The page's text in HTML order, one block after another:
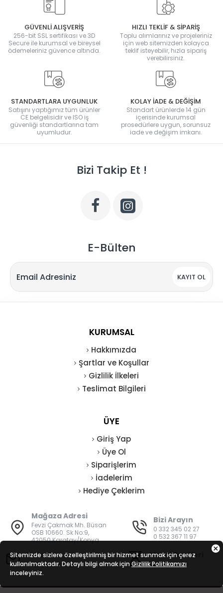
GÜVENLİ ALIŞVERİŞ
256-bit SSL sertifikası ve 3D
Secure ile kurumsal ve bireysel
ödemeleriniz güvence altında.
HIZLI TEKLİF & SİPARİŞ
Toplu alımlarınız ve projeleriniz
için web sitemizden kolayca
teklif isteyebilir, hızla sipariş
verebilirsiniz.
STANDARTLARA UYGUNLUK
Satışını yaptığımız tüm ürünler
CE belgelisidir ve ISO iş
güvenliği standartlarına tam
uyumludur.
KOLAY İADE & DEĞİŞİM
Standart ürünlerde 14 gün
içerisinde kurumsal
prosedürlere uygun, sorunsuz
iade ve değişim imkanı.
Bizi Takip Et !
E-Bülten
KAYIT OL
KURUMSAL
Hakkımızda
Şartlar ve Koşullar
Gizlilik İlkeleri
Teslimat Bilgileri
ÜYE
Giriş Yap
Üye Ol
Siparişlerim
İadelerim
Hediye Çeklerim
Mağaza Adresi
Fevzi Çakmak Mh. Büsan
OSB 10660. Sk No:9,
42050 Karatay/Konya
Bizi Arayın
0 332 345 02 27
0 532 367 11 97
E-Posta
bilgi@vatanisguvenligi.com
Mesai Saatleri
08:00 - 19:00
Sitemizde sizlere özelleştirilmiş bir hizmet sunmak için çerez
kullanılmaktadır. Detaylı bilgi almak için Gizlilik Politikamızı
inceleyiniz.